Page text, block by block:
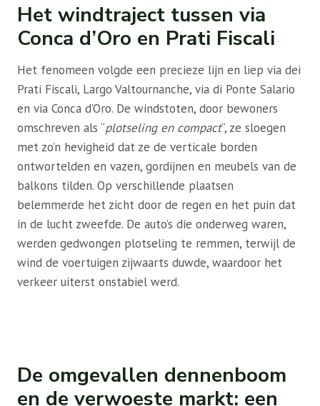
Het windtraject tussen via
Conca d’Oro en Prati Fiscali
Het fenomeen volgde een precieze lijn en liep via dei
Prati Fiscali, Largo Valtournanche, via di Ponte Salario
en via Conca d’Oro. De windstoten, door bewoners
omschreven als “plotseling en compact“, ze sloegen
met zo’n hevigheid dat ze de verticale borden
ontwortelden en vazen, gordijnen en meubels van de
balkons tilden. Op verschillende plaatsen
belemmerde het zicht door de regen en het puin dat
in de lucht zweefde. De auto’s die onderweg waren,
werden gedwongen plotseling te remmen, terwijl de
wind de voertuigen zijwaarts duwde, waardoor het
verkeer uiterst onstabiel werd.
De omgevallen dennenboom
en de verwoeste markt: een